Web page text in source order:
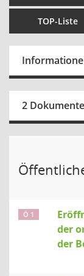
TOP-Liste
2 Dokumente
Ö 1
der
der